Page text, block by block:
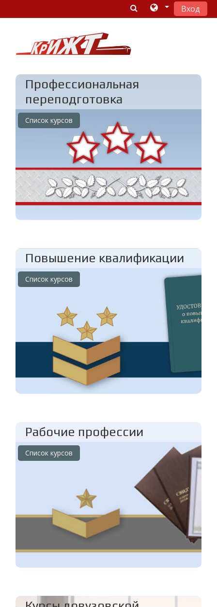
Вход
Профессиональная
переподготовка
Список курсов
Повышение квалификации
Список курсов
Рабочие профессии
Список курсов